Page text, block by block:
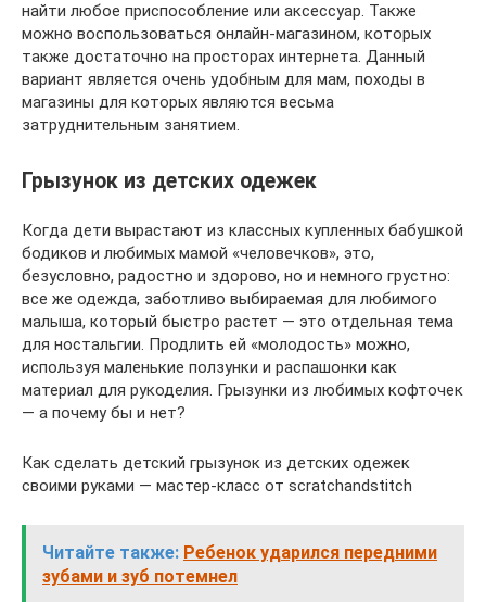
найти любое приспособление или аксессуар. Также
можно воспользоваться онлайн-магазином, которых
также достаточно на просторах интернета. Данный
вариант является очень удобным для мам, походы в
магазины для которых являются весьма
затруднительным занятием.
Грызунок из детских одежек
Когда дети вырастают из классных купленных бабушкой
бодиков и любимых мамой «человечков», это,
безусловно, радостно и здорово, но и немного грустно:
все же одежда, заботливо выбираемая для любимого
малыша, который быстро растет — это отдельная тема
для ностальгии. Продлить ей «молодость» можно,
используя маленькие ползунки и распашонки как
материал для рукоделия. Грызунки из любимых кофточек
— а почему бы и нет?
Как сделать детский грызунок из детских одежек
своими руками — мастер-класс от scratchandstitch
Читайте также: Ребенок ударился передними
зубами и зуб потемнел